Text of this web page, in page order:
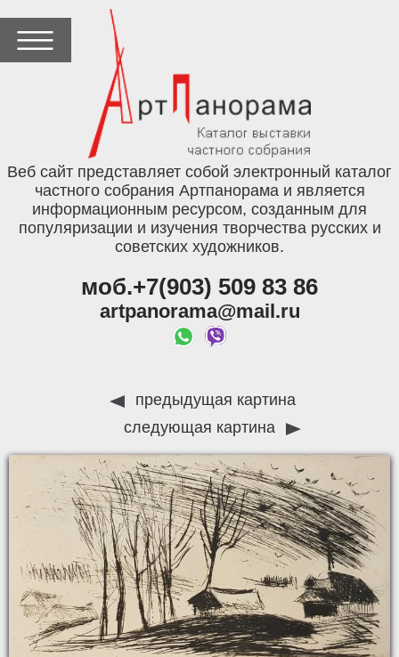
Веб сайт представляет собой электронный каталог
частного собрания Артпанорама и является
информационным ресурсом, созданным для
популяризации и изучения творчества русских и
советских художников.
моб.+7(903) 509 83 86
artpanorama@mail.ru
предыдущая картина
следующая картина